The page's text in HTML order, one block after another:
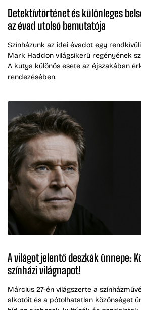
Detektívtörténet és különleges
az évad utolsó bemutatója
Színházunk az idei évadot egy
Mark Haddon világsikerű regényének
A kutya különös esete az éjszakában
rendezésében.
A világot jelentő deszkák ünnepe:
színházi világnapot!
Március 27-én világszerte a
alkotóit és a pótolhatatlan közönséget